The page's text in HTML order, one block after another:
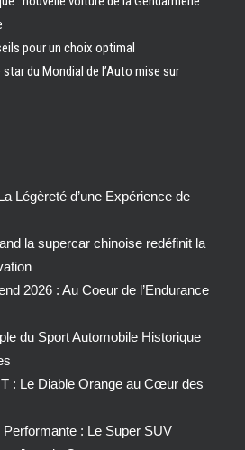
pour un choix optimal
du Mondial de l’Auto mise sur
Légèreté d’une Expérience de
la supercar chinoise redéfinit la
2026 : Au Coeur de l’Endurance
du Sport Automobile Historique
: Le Diable Orange au Cœur des
: Le Super SUV